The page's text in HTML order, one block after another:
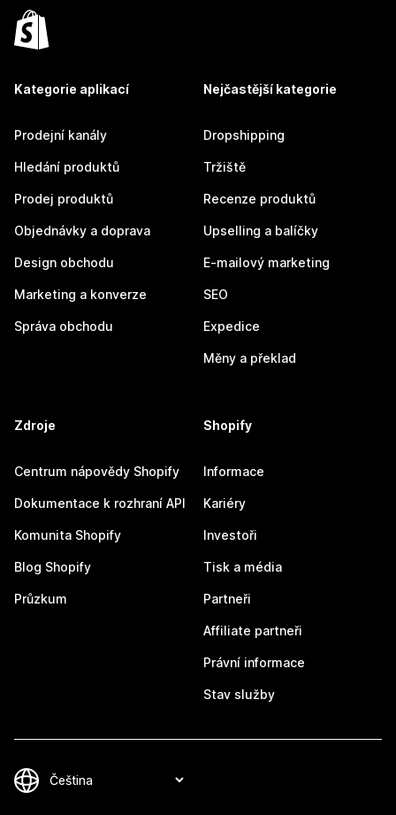
Kategorie aplikací
Prodejní kanály
Hledání produktů
Prodej produktů
Objednávky a doprava
Design obchodu
Marketing a konverze
Správa obchodu
Nejčastější kategorie
Dropshipping
Tržiště
Recenze produktů
Upselling a balíčky
E-mailový marketing
SEO
Expedice
Měny a překlad
Zdroje
Centrum nápovědy Shopify
Dokumentace k rozhraní API
Komunita Shopify
Blog Shopify
Průzkum
Shopify
Informace
Kariéry
Investoři
Tisk a média
Partneři
Affiliate partneři
Právní informace
Stav služby